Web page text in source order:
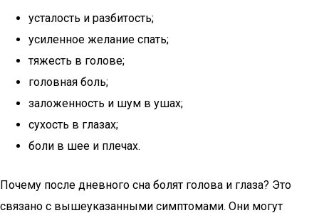
усталость и разбитость;
усиленное желание спать;
тяжесть в голове;
головная боль;
заложенность и шум в ушах;
сухость в глазах;
боли в шее и плечах.
Почему после дневного сна болят голова и глаза? Это
связано с вышеуказанными симптомами. Они могут